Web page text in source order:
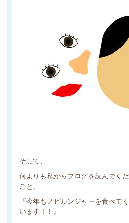
そして、
何よりも私からブログを読んでく
こと、
『今年もノビルンジャーを食べて
います！！』